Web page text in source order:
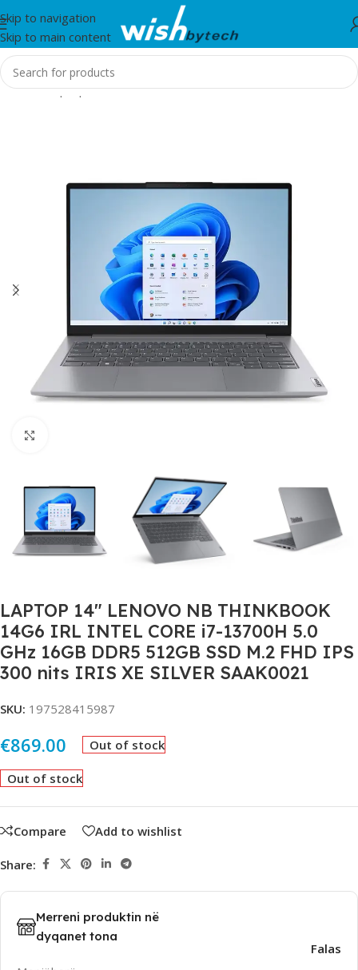
Skip to navigation
Skip to main content
Home/Laptop
LAPTOP 14″ LENOVO NB THINKBOOK
14G6 IRL INTEL CORE i7-13700H 5.0
GHz 16GB DDR5 512GB SSD M.2 FHD IPS
300 nits IRIS XE SILVER SAAK0021
SKU: 197528415987
€869.00 Out of stock
Out of stock
Compare Add to wishlist
Share:
Merreni produktin në
dyqanet tona
Falas